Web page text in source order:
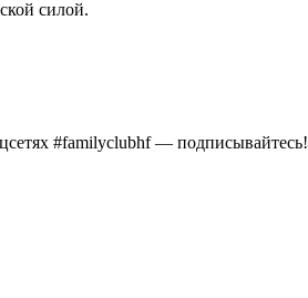
силой.
#familyclubhf — подписывайтесь!